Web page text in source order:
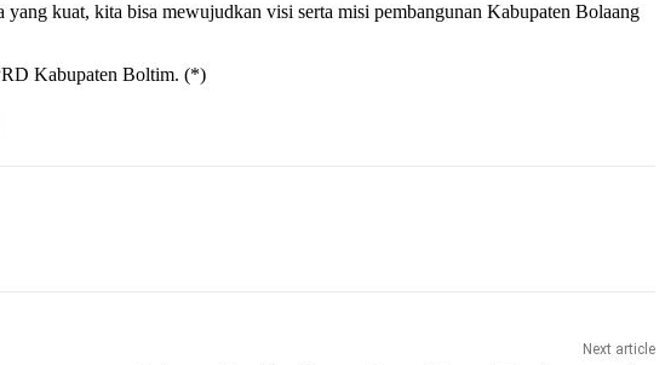
kuat, kita bisa mewujudkan visi serta misi pembangunan Kabupaten Bolaang
Kabupaten Boltim. (*)
Next article